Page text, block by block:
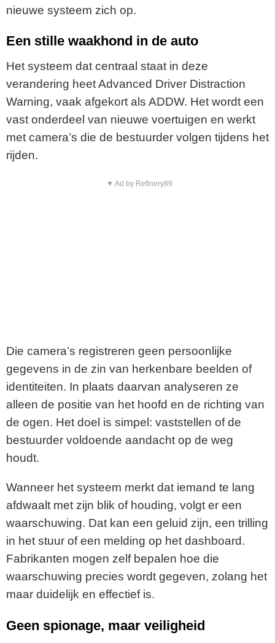
nieuwe systeem zich op.
Een stille waakhond in de auto
Het systeem dat centraal staat in deze
verandering heet Advanced Driver Distraction
Warning, vaak afgekort als ADDW. Het wordt een
vast onderdeel van nieuwe voertuigen en werkt
met camera’s die de bestuurder volgen tijdens het
rijden.
▼ Ad by Refinery89
Die camera’s registreren geen persoonlijke
gegevens in de zin van herkenbare beelden of
identiteiten. In plaats daarvan analyseren ze
alleen de positie van het hoofd en de richting van
de ogen. Het doel is simpel: vaststellen of de
bestuurder voldoende aandacht op de weg
houdt.
Wanneer het systeem merkt dat iemand te lang
afdwaalt met zijn blik of houding, volgt er een
waarschuwing. Dat kan een geluid zijn, een trilling
in het stuur of een melding op het dashboard.
Fabrikanten mogen zelf bepalen hoe die
waarschuwing precies wordt gegeven, zolang het
maar duidelijk en effectief is.
Geen spionage, maar veiligheid